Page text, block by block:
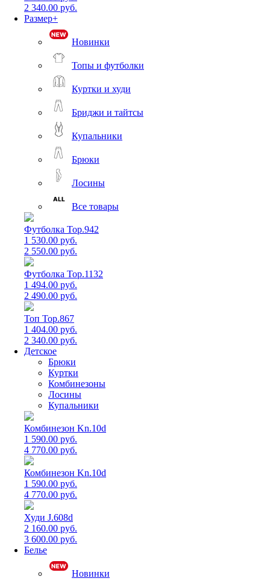
2 340.00 руб.
Размер+
Новинки
Топы и футболки
Куртки и худи
Бриджи и тайтсы
Купальники
Брюки
Лосины
Все товары
Футболка Top.942
1 530.00 руб.
2 550.00 руб.
Футболка Top.1132
1 494.00 руб.
2 490.00 руб.
Топ Top.867
1 404.00 руб.
2 340.00 руб.
Детское
Брюки
Куртки
Комбинезоны
Лосины
Купальники
Комбинезон Kn.10d
1 590.00 руб.
4 770.00 руб.
Комбинезон Kn.10d
1 590.00 руб.
4 770.00 руб.
Худи J.608d
2 160.00 руб.
3 600.00 руб.
Белье
Новинки